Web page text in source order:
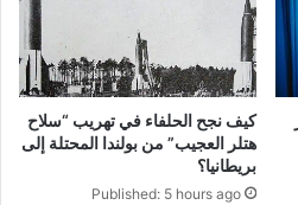
كيف نجح الحلفاء في تهريب “سلاح
هتلر العجيب” من بولندا المحتلة إلى
بريطانيا؟
Published: 5 hours ago